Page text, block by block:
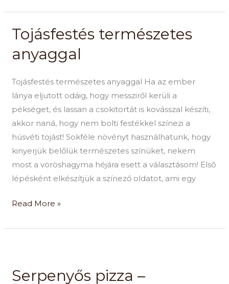
Tojásfestés természetes
anyaggal
Tojásfestés természetes anyaggal Ha az ember
lánya eljutott odáig, hogy messziről kerüli a
pékséget, és lassan a csokitortát is kovásszal készíti,
akkor naná, hogy nem bolti festékkel színezi a
húsvéti tojást! Sokféle növényt használhatunk, hogy
kinyerjük belőlük természetes színüket, nekem
most a vöröshagyma héjára esett a választásom! Első
lépésként elkészítjük a színező oldatot, ami egy
Tojásfestés
természetes
anyaggal
Read More »
Serpenyős pizza –
–